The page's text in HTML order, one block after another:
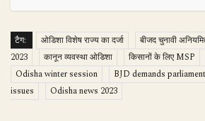
टैग: ओडिशा विशेष राज्य का दर्जा बीजद चुनावी
2023
कानून व्यवस्था ओडिशा किसानों के लिए MSP
Odisha winter session
BJD demands parliament
issues
Odisha news 2023